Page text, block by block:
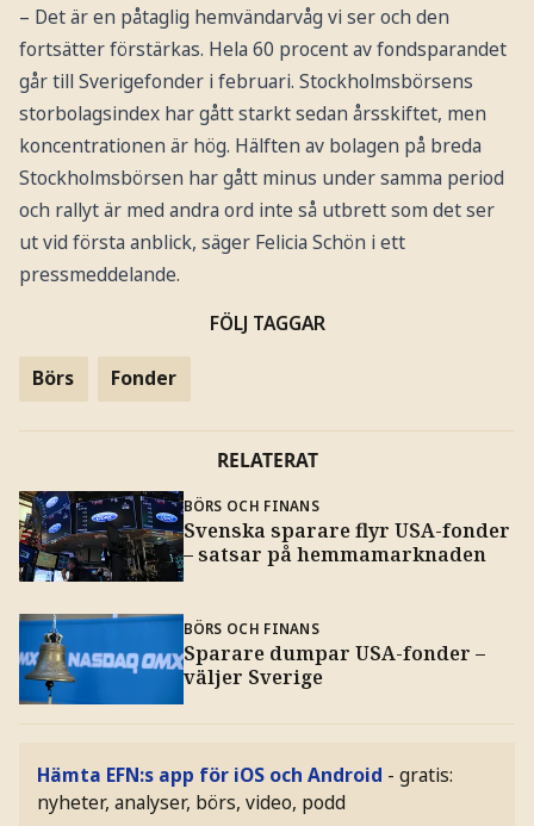
– Det är en påtaglig hemvändarvåg vi ser och den
fortsätter förstärkas. Hela 60 procent av fondsparandet
går till Sverigefonder i februari. Stockholmsbörsens
storbolagsindex har gått starkt sedan årsskiftet, men
koncentrationen är hög. Hälften av bolagen på breda
Stockholmsbörsen har gått minus under samma period
och rallyt är med andra ord inte så utbrett som det ser
ut vid första anblick, säger Felicia Schön i ett
pressmeddelande.
FÖLJ TAGGAR
Börs Fonder
RELATERAT
BÖRS OCH FINANS
Svenska sparare flyr USA-fonder
– satsar på hemmamarknaden
BÖRS OCH FINANS
Sparare dumpar USA-fonder –
väljer Sverige
Hämta EFN:s app för iOS och Android - gratis:
nyheter, analyser, börs, video, podd